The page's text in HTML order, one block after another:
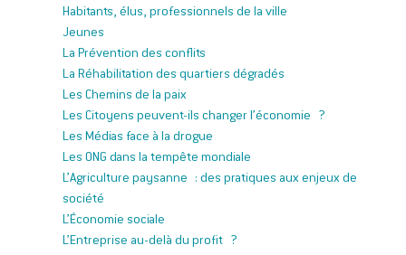
Habitants, élus, professionnels de la ville
Jeunes
La Prévention des conflits
La Réhabilitation des quartiers dégradés
Les Chemins de la paix
Les Citoyens peuvent-ils changer l’économie ?
Les Médias face à la drogue
Les ONG dans la tempête mondiale
L’Agriculture paysanne : des pratiques aux enjeux de
société
L’Économie sociale
L’Entreprise au-delà du profit ?